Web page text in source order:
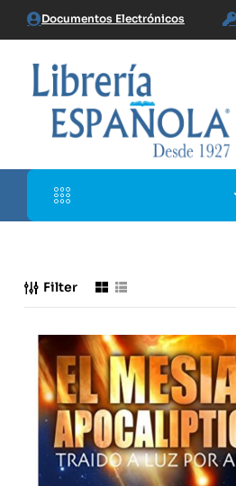
Documentos Electrónicos
Filter